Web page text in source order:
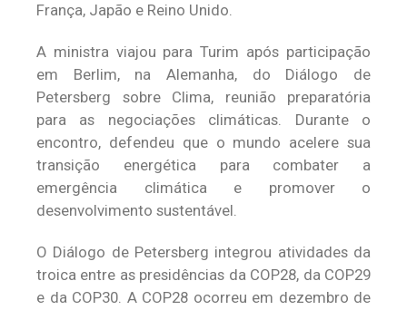
França, Japão e Reino Unido.
A ministra viajou para Turim após participação
em Berlim, na Alemanha, do Diálogo de
Petersberg sobre Clima, reunião preparatória
para as negociações climáticas. Durante o
encontro, defendeu que o mundo acelere sua
transição energética para combater a
emergência climática e promover o
desenvolvimento sustentável.
O Diálogo de Petersberg integrou atividades da
troica entre as presidências da COP28, da COP29
e da COP30. A COP28 ocorreu em dezembro de